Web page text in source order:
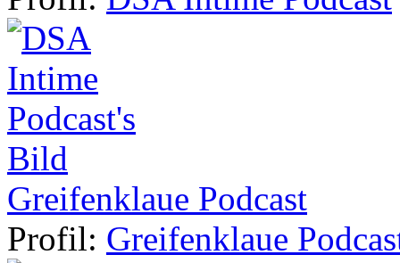
Greifenklaue Podcast
Profil: Greifenklaue